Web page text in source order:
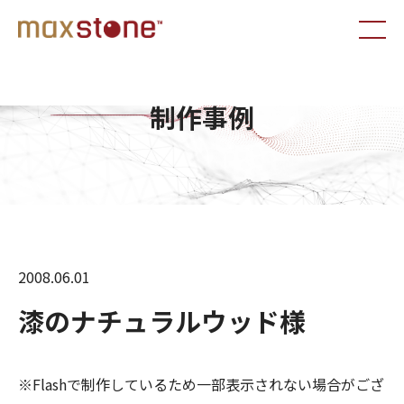
制作事例
2008.06.01
漆のナチュラルウッド様
※Flashで制作しているため一部表示されない場合がござ